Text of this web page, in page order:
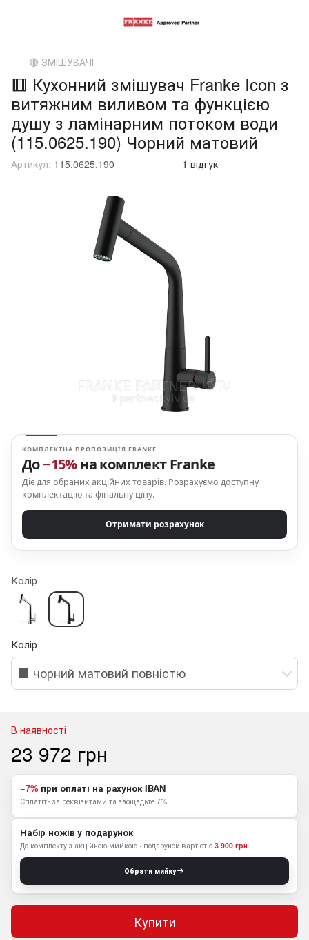
🔴 ЗМІШУВАЧІ
🟥 Кухонний змішувач Franke Icon з
витяжним виливом та функцією
душу з ламінарним потоком води
(115.0625.190) Чорний матовий
Артикул: 115.0625.190 1 відгук
КОМПЛЕКТНА ПРОПОЗИЦІЯ FRANKE
До−15%на комплект Franke
Діє для обраних акційних товарів. Розрахуємо доступну
комплектацію та фінальну ціну.
Отримати розрахунок
Колір
Колір
⬛️ чорний матовий повністю
В наявності
23 972 грн
−7%при оплаті на рахунок IBAN
Сплатіть за реквізитами та заощадьте 7%
Набір ножів у подарунок
До комплекту з акційною мийкою · подарунок вартістю 3 900 грн
Обрати мийку
Купити